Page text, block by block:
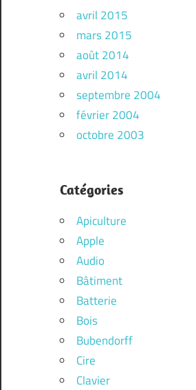
avril 2015
mars 2015
août 2014
avril 2014
septembre 2004
février 2004
octobre 2003
Catégories
Apiculture
Apple
Audio
Bâtiment
Batterie
Bois
Bubendorff
Cire
Clavier